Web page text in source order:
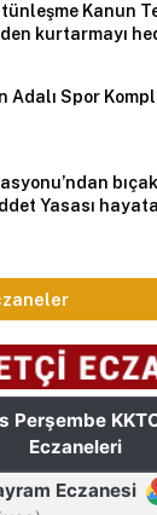
Kanun
kurtarmayı
Adalı Spor
Yasası